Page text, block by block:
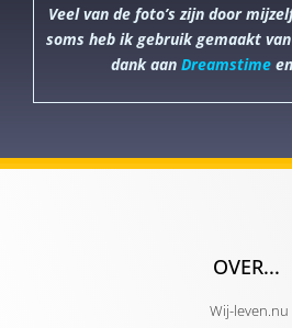
Veel van de foto’s zijn door
soms heb ik gebruik gemaakt
dank aan Dreamstime en
OVER...
Wij-leven.nu